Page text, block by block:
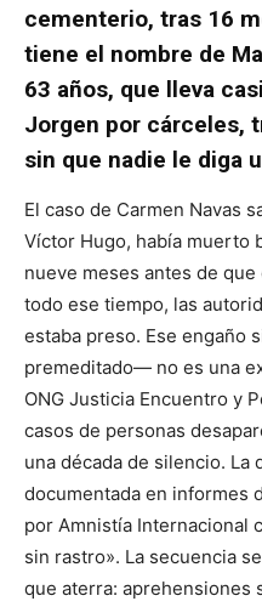
cementerio, tras 16
tiene el nombre de
63 años, que lleva
Jorgen por cárceles,
sin que nadie le diga
El caso de Carmen Navas
Víctor Hugo, había muerto
nueve meses antes de
todo ese tiempo, las
estaba preso. Ese engaño
premeditado— no es una
ONG Justicia Encuentro y
casos de personas
una década de silencio. La
documentada en informes
por Amnistía Internacional
sin rastro». La secuencia
que aterra: aprehensiones